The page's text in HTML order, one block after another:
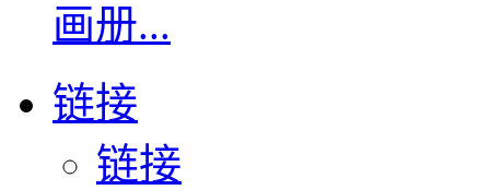
画册...
链接
链接